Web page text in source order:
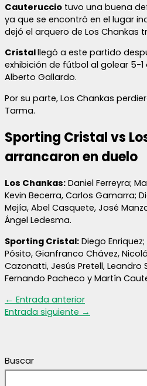
Cauteruccio tuvo una buena
ya que se encontró en el lugar
dejó el arquero de Los Chankas
Cristalllegó a este partido
exhibición de fútbol al golear 5-
Alberto Gallardo.
Por su parte, Los Chankas
Tarma.
Sporting Cristal vs
arrancaron en duelo
Los Chankas: Daniel Ferreyra;
Kevin Becerra, Carlos Gamarra;
Mejía, Abel Casquete, José
Ángel Ledesma.
Sporting Cristal: Diego
Pósito, Gianfranco Chávez,
Cazonatti, Jesús Pretell, Leandro
Fernando Pacheco y Martín
← Entrada anterior
Entrada siguiente →
Buscar